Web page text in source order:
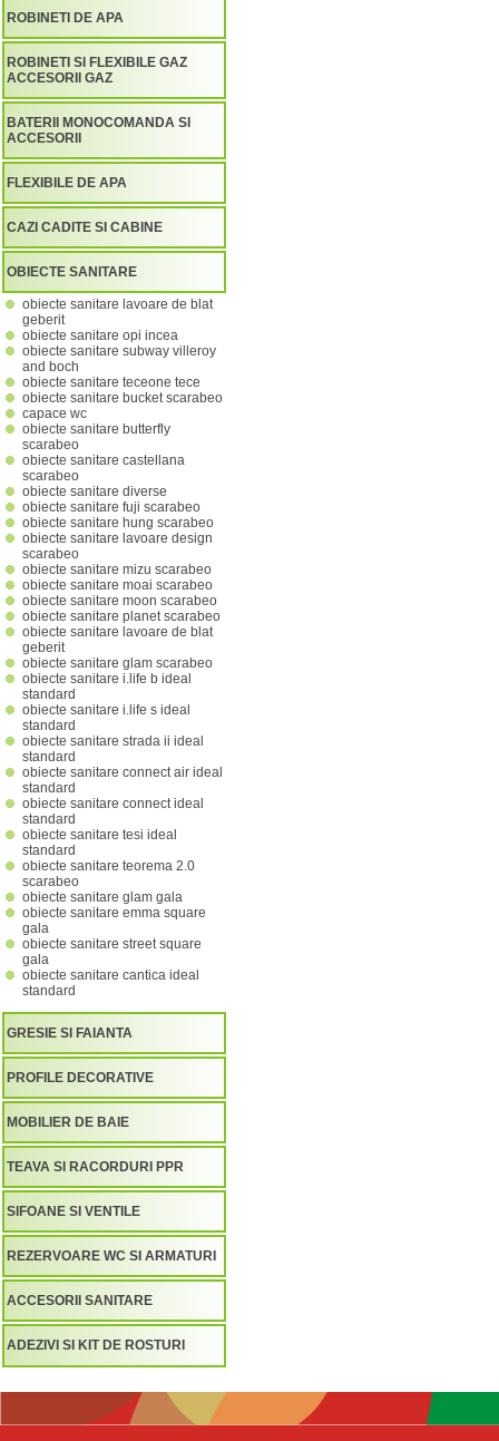
ROBINETI DE APA
ROBINETI SI FLEXIBILE GAZ
ACCESORII GAZ
BATERII MONOCOMANDA SI
ACCESORII
FLEXIBILE DE APA
CAZI CADITE SI CABINE
OBIECTE SANITARE
obiecte sanitare lavoare de blat
geberit
obiecte sanitare opi incea
obiecte sanitare subway villeroy
and boch
obiecte sanitare teceone tece
obiecte sanitare bucket scarabeo
capace wc
obiecte sanitare butterfly
scarabeo
obiecte sanitare castellana
scarabeo
obiecte sanitare diverse
obiecte sanitare fuji scarabeo
obiecte sanitare hung scarabeo
obiecte sanitare lavoare design
scarabeo
obiecte sanitare mizu scarabeo
obiecte sanitare moai scarabeo
obiecte sanitare moon scarabeo
obiecte sanitare planet scarabeo
obiecte sanitare lavoare de blat
geberit
obiecte sanitare glam scarabeo
obiecte sanitare i.life b ideal
standard
obiecte sanitare i.life s ideal
standard
obiecte sanitare strada ii ideal
standard
obiecte sanitare connect air ideal
standard
obiecte sanitare connect ideal
standard
obiecte sanitare tesi ideal
standard
obiecte sanitare teorema 2.0
scarabeo
obiecte sanitare glam gala
obiecte sanitare emma square
gala
obiecte sanitare street square
gala
obiecte sanitare cantica ideal
standard
GRESIE SI FAIANTA
PROFILE DECORATIVE
MOBILIER DE BAIE
TEAVA SI RACORDURI PPR
SIFOANE SI VENTILE
REZERVOARE WC SI ARMATURI
ACCESORII SANITARE
ADEZIVI SI KIT DE ROSTURI